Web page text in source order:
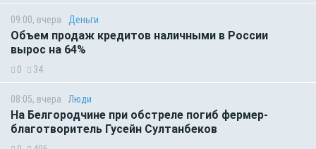
09:00, вчера Деньги
Объем продаж кредитов наличными в России
вырос на 64%
0 34
08:05, вчера Люди
На Белгородчине при обстреле погиб фермер-
благотворитель Гусейн Султанбеков